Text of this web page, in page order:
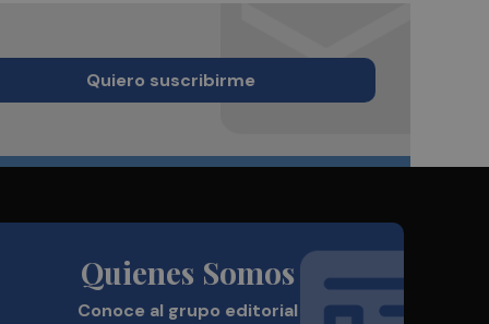
Quiero suscribirme
Quienes Somos
Conoce al grupo editorial